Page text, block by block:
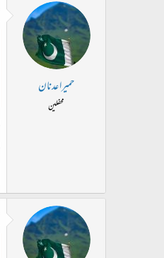
حمیرا عدنان
محفلین